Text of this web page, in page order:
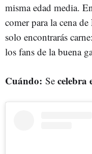
misma edad media.
comer para la cena
solo encontrarás
los fans de la buena
Cuándo: Se celebra